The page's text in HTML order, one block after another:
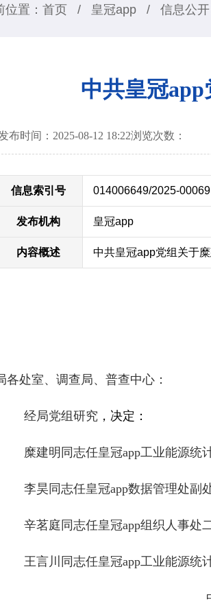
位置： 首页 / 皇冠app / 信息公
中共皇冠
布时间：2025-08-12 18:22浏览次数：
信息索引号 014006649/2025-00069
发布机构 皇冠app
内容概述 中共皇冠app党组关于
各处室、调查局、普查中心：
经局党组研究 ，决定：
糜建明同志任皇冠app工业能源统
李昊同志任皇冠app数据管理处副
辛茗庭同志任皇冠app组织人事处
王言川同志任皇冠app工业能源统